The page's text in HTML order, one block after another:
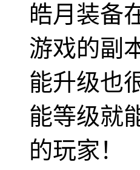
皓月装备
游戏的副
能升级也
能等级就
的玩家！